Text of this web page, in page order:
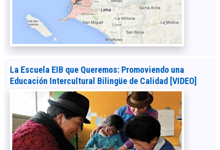
La Escuela EIB que Queremos: Promoviendo una
Educación Intercultural Bilingüe de Calidad [VIDEO]